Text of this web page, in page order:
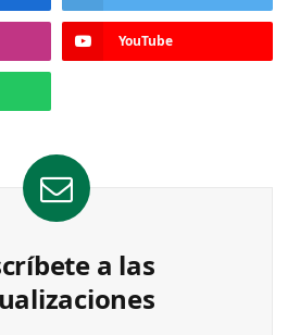
YouTube
a las